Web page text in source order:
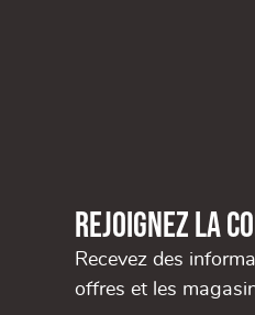
Rejoignez la
Recevez des
offres et les